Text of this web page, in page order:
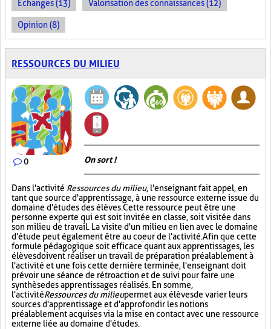
Échanges (13) Valorisation des connaissances (12)
Opinion (8)
RESSOURCES DU MILIEU
0 On sort !
Dans l'activité Ressources du milieu, l'enseignant fait appel, en
tant que source d'apprentissage, à une ressource externe issue du
domaine d'études des élèves. Cette ressource peut être une
personne experte qui est soit invitée en classe, soit visitée dans
son milieu de travail. La visite d'un milieu en lien avec le domaine
d'étude peut également être au coeur de l'activité. Afin que cette
formule pédagogique soit efficace quant aux apprentissages, les
élèves doivent réaliser un travail de préparation préalablement à
l'activité et une fois cette dernière terminée, l'enseignant doit
prévoir une séance de rétroaction et de suivi pour faire une
synthèse des apprentissages réalisés. En somme,
l'activitéRessources du milieupermet aux élèves de varier leurs
sources d'apprentissage et d'approfondir les notions
préalablement acquises via la mise en contact avec une ressource
externe liée au domaine d'études.